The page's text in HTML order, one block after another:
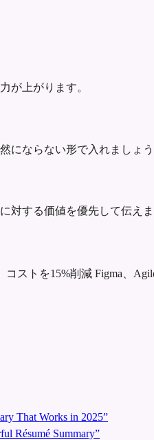
が上がります。
にならない形で入れましょう
対する価値を優先して伝えま
コストを15%削減 Figma、
That Works in 2025”
Résumé Summary”